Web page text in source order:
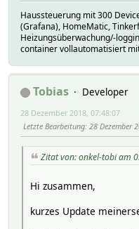
Haussteuerung mit 300
(Grafana), HomeMatic,
Heizungsüberwachung/-
container vollautomatisiert
Tobias
Developer
28 Dezember 2018, 07:48:07
Letzte Bearbeitung: 28 Dezember
Zitat von: onkel-tobi am
Hi zusammen,
kurzes Update